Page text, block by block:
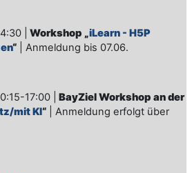
| Workshop „iLearn - H5P
“ | Anmeldung bis 07.06.
17:00 |
BayZiel Workshop an der
mit KI“
| Anmeldung erfolgt über